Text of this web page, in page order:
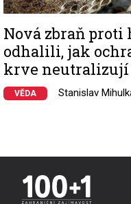
Nová zbraň proti
odhalili, jak
krve
VĚDA Stanislav